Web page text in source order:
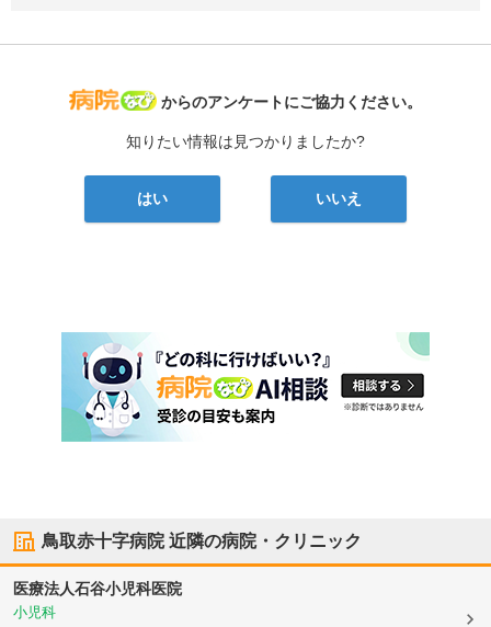
病院なび
からのアンケートにご協力ください。
知りたい情報は見つかりましたか?
はい いいえ
鳥取赤十字病院近隣の病院・クリニック
医療法人石谷小児科医院
小児科